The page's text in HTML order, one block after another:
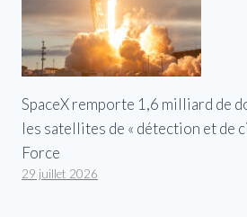
SpaceX remporte 1,6 milliard de
les satellites de « détection et de
Force
29 juillet 2026